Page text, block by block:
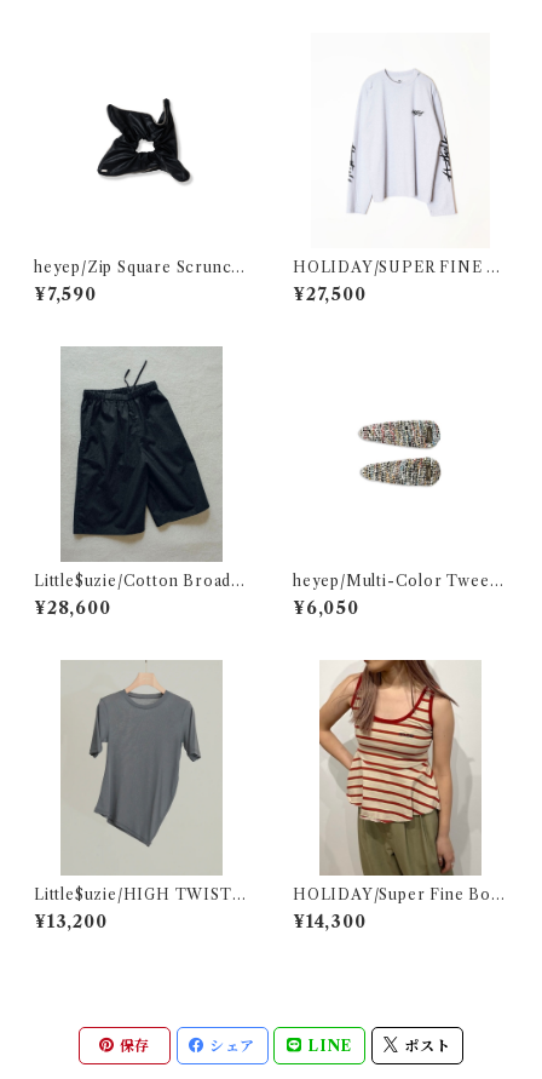
heyep/Zip Square Scrunchi
e - Medium
¥7,590
HOLIDAY/SUPER FINE D
RY DAMAGE L/S T-SHIRT
(CIRCULATION)
¥27,500
Little$uzie/Cotton Broad E
asy Shorts (Black)
¥28,600
heyep/Multi-Color Tweed
Clips – 2 Piece Set
¥6,050
Little$uzie/HIGH TWIST J
ERSEY DISTORTED S/S TE
E(Gray)
¥13,200
HOLIDAY/Super Fine Bor
der Flare Tank Top(Beige×
Red)
¥14,300
保存 シェア LINE ポスト